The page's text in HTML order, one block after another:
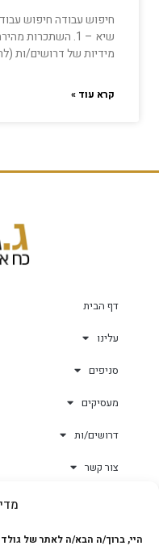
היי, ברוך/ה הבא/ה לאתר של
חיפוש עבודה חיפוש
שיא – 1. השתכרות
מידיות של דרושים/ות
קרא עוד »
דף הבית
עלינו
סניפים
מעסיקים
דרושים/ות
צור קשר